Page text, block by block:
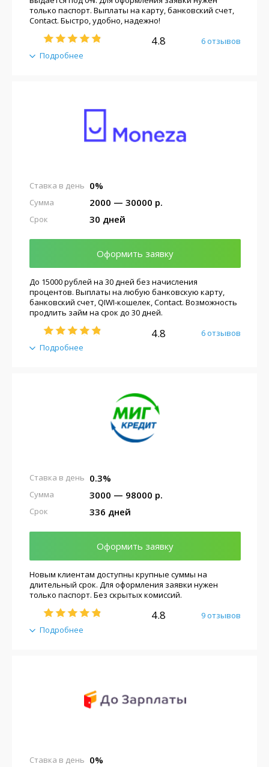
Подробнее
только паспорт. Выплаты на карту, банковский счет,
Contact. Быстро, удобно, надежно!
4.8 6 отзывов
0%
Ставка в день
2000 — 30000 р.
Сумма
30 дней
Срок
Оформить заявку
Подробнее
До 15000 рублей на 30 дней без начисления
процентов. Выплаты на любую банковскую карту,
банковский счет, QIWI-кошелек, Contact. Возможность
продлить займ на срок до 30 дней.
4.8 6 отзывов
0.3%
Ставка в день
3000 — 98000 р.
Сумма
336 дней
Срок
Оформить заявку
Подробнее
Новым клиентам доступны крупные суммы на
длительный срок. Для оформления заявки нужен
только паспорт. Без скрытых комиссий.
4.8 9 отзывов
0%
Ставка в день